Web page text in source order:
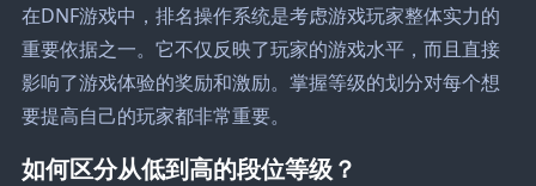
在DNF游戏中，排名操作系统是考虑游戏玩家整体实力的
重要依据之一。它不仅反映了玩家的游戏水平，而且直接
影响了游戏体验的奖励和激励。掌握等级的划分对每个想
要提高自己的玩家都非常重要。
如何区分从低到高的段位等级？